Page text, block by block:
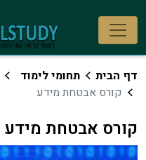
דף הבית תחומי לימוד
קורס אבטחת מידע
קורס אבטחת מידע